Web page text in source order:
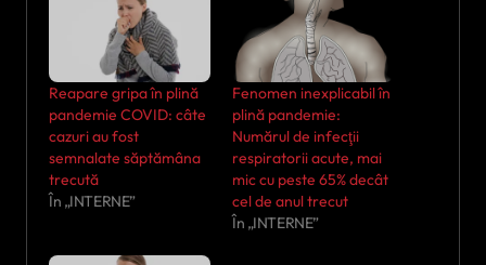
Reapare gripa în plină
pandemie COVID: câte
cazuri au fost
semnalate săptămâna
trecută
În „INTERNE”
Fenomen inexplicabil în
plină pandemie:
Numărul de infecţii
respiratorii acute, mai
mic cu peste 65% decât
cel de anul trecut
În „INTERNE”